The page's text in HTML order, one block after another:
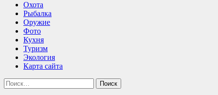
Охота
Рыбалка
Оружие
Фото
Кухня
Туризм
Экология
Карта сайта
Найти: